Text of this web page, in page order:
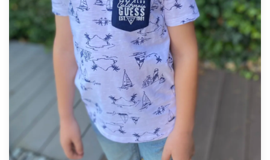
Značky
Měna